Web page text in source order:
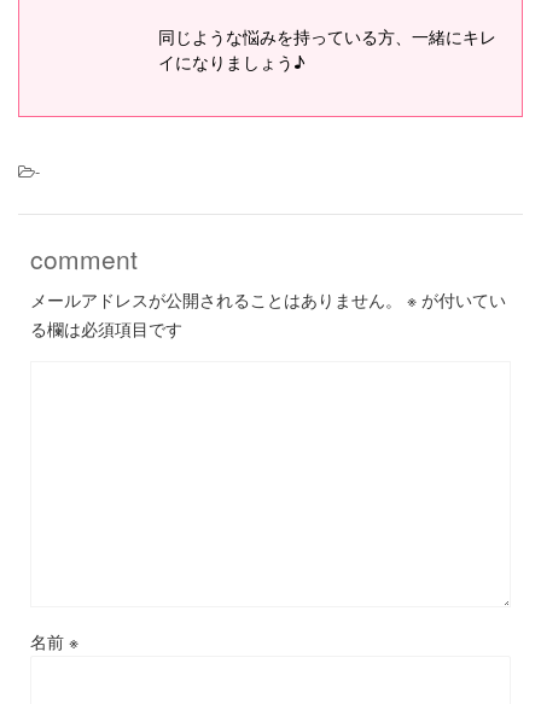
同じような悩みを持っている方、一緒にキレ
イになりましょう♪
-
comment
メールアドレスが公開されることはありません。 ※ が付いてい
る欄は必須項目です
名前 ※